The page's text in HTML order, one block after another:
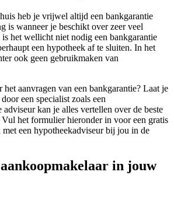
heb je vrijwel altijd een bankgarantie
is wanneer je beschikt over zeer veel
het wellicht niet nodig een bankgarantie
een hypotheek af te sluiten. In het
ook geen gebruikmaken van
aanvragen van een bankgarantie? Laat je
een specialist zoals een
adviseur kan je alles vertellen over de beste
het formulier hieronder in voor een gratis
met een hypotheekadviseur bij jou in de
in jouw